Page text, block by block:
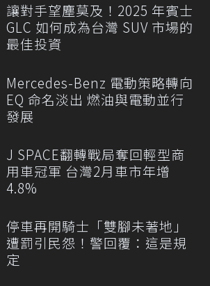
讓對手望塵莫及！2025 年賓士
GLC 如何成為台灣 SUV 市場的
最佳投資
Mercedes-Benz 電動策略轉向
EQ 命名淡出 燃油與電動並行
發展
J SPACE翻轉戰局奪回輕型商
用車冠軍 台灣2月車市年增
4.8%
停車再開騎士「雙腳未著地」
遭罰引民怨！警回覆：這是規
定